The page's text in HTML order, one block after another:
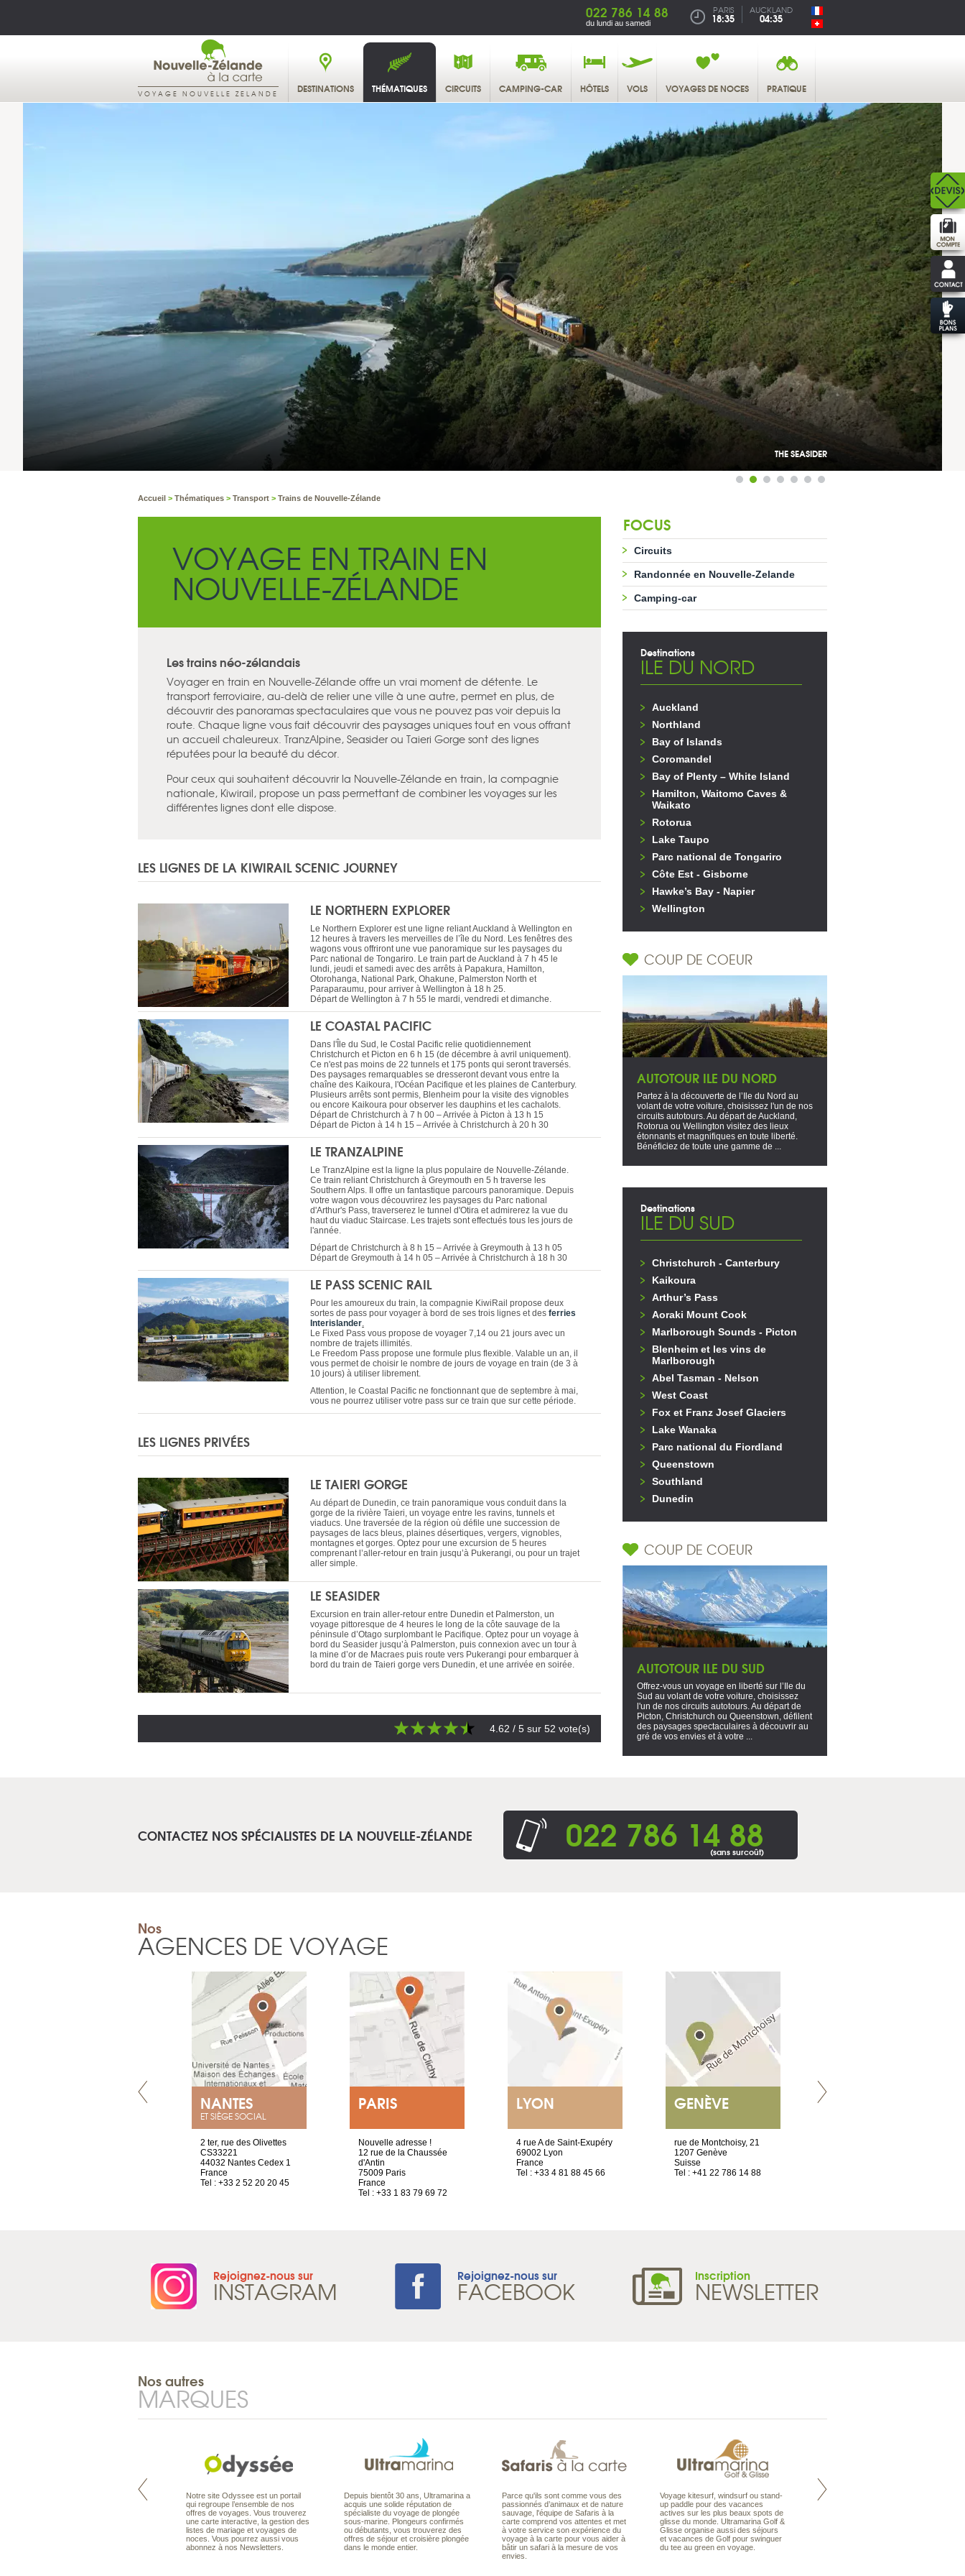
022 786 14 88
du lundi au samedi
PARIS
18:35
AUCKLAND
04:35
VOYAGE NOUVELLE ZELANDE DESTINATIONS THÉMATIQUES CIRCUITS CAMPING-CAR HÔTELS VOLS VOYAGES DE NOCES PRATIQUE
THE SEASIDER
Accueil > Thématiques > Transport > Trains de Nouvelle-Zélande
VOYAGE EN TRAIN EN
NOUVELLE-ZÉLANDE
Les trains néo-zélandais
Voyager en train en Nouvelle-Zélande offre un vrai moment de détente. Le
transport ferroviaire, au-delà de relier une ville à une autre, permet en plus, de
découvrir des panoramas spectaculaires que vous ne pouvez pas voir depuis la
route. Chaque ligne vous fait découvrir des paysages uniques tout en vous offrant
un accueil chaleureux. TranzAlpine, Seasider ou Taieri Gorge sont des lignes
réputées pour la beauté du décor.
Pour ceux qui souhaitent découvrir la Nouvelle-Zélande en train, la compagnie
nationale, Kiwirail, propose un pass permettant de combiner les voyages sur les
différentes lignes dont elle dispose.
LES LIGNES DE LA KIWIRAIL SCENIC JOURNEY
LE NORTHERN EXPLORER
Le Northern Explorer est une ligne reliant Auckland à Wellington en
12 heures à travers les merveilles de l’île du Nord. Les fenêtres des
wagons vous offriront une vue panoramique sur les paysages du
Parc national de Tongariro. Le train part de Auckland à 7 h 45 le
lundi, jeudi et samedi avec des arrêts à Papakura, Hamilton,
Otorohanga, National Park, Ohakune, Palmerston North et
Paraparaumu, pour arriver à Wellington à 18 h 25.
Départ de Wellington à 7 h 55 le mardi, vendredi et dimanche.
LE COASTAL PACIFIC
Dans l'Île du Sud, le Costal Pacific relie quotidiennement
Christchurch et Picton en 6 h 15 (de décembre à avril uniquement).
Ce n'est pas moins de 22 tunnels et 175 ponts qui seront traversés.
Des paysages remarquables se dresseront devant vous entre la
chaîne des Kaikoura, l'Océan Pacifique et les plaines de Canterbury.
Plusieurs arrêts sont permis, Blenheim pour la visite des vignobles
ou encore Kaikoura pour observer les dauphins et les cachalots.
Départ de Christchurch à 7 h 00 – Arrivée à Picton à 13 h 15
Départ de Picton à 14 h 15 – Arrivée à Christchurch à 20 h 30
LE TRANZALPINE
Le TranzAlpine est la ligne la plus populaire de Nouvelle-Zélande.
Ce train reliant Christchurch à Greymouth en 5 h traverse les
Southern Alps. Il offre un fantastique parcours panoramique. Depuis
votre wagon vous découvrirez les paysages du Parc national
d'Arthur's Pass, traverserez le tunnel d'Otira et admirerez la vue du
haut du viaduc Staircase. Les trajets sont effectués tous les jours de
l'année.
Départ de Christchurch à 8 h 15 – Arrivée à Greymouth à 13 h 05
Départ de Greymouth à 14 h 05 – Arrivée à Christchurch à 18 h 30
LE PASS SCENIC RAIL
Pour les amoureux du train, la compagnie KiwiRail propose deux
sortes de pass pour voyager à bord de ses trois lignes et des ferries
Interislander.
Le Fixed Pass vous propose de voyager 7,14 ou 21 jours avec un
nombre de trajets illimités.
Le Freedom Pass propose une formule plus flexible. Valable un an, il
vous permet de choisir le nombre de jours de voyage en train (de 3 à
10 jours) à utiliser librement.
Attention, le Coastal Pacific ne fonctionnant que de septembre à mai,
vous ne pourrez utiliser votre pass sur ce train que sur cette période.
LES LIGNES PRIVÉES
LE TAIERI GORGE
Au départ de Dunedin, ce train panoramique vous conduit dans la
gorge de la rivière Taieri, un voyage entre les ravins, tunnels et
viaducs. Une traversée de la région où défile une succession de
paysages de lacs bleus, plaines désertiques, vergers, vignobles,
montagnes et gorges. Optez pour une excursion de 5 heures
comprenant l’aller-retour en train jusqu’à Pukerangi, ou pour un trajet
aller simple.
LE SEASIDER
Excursion en train aller-retour entre Dunedin et Palmerston, un
voyage pittoresque de 4 heures le long de la côte sauvage de la
péninsule d’Otago surplombant le Pacifique. Optez pour un voyage à
bord du Seasider jusqu’à Palmerston, puis connexion avec un tour à
la mine d’or de Macraes puis route vers Pukerangi pour embarquer à
bord du train de Taieri gorge vers Dunedin, et une arrivée en soirée.
4.62 / 5 sur 52 vote(s)
FOCUS
Circuits
Randonnée en Nouvelle-Zelande
Camping-car
Destinations
ILE DU NORD
Auckland
Northland
Bay of Islands
Coromandel
Bay of Plenty – White Island
Hamilton, Waitomo Caves &
Waikato
Rotorua
Lake Taupo
Parc national de Tongariro
Côte Est - Gisborne
Hawke’s Bay - Napier
Wellington
COUP DE COEUR
AUTOTOUR ILE DU NORD
Partez à la découverte de l’Ile du Nord au
volant de votre voiture, choisissez l'un de nos
circuits autotours. Au départ de Auckland,
Rotorua ou Wellington visitez des lieux
étonnants et magnifiques en toute liberté.
Bénéficiez de toute une gamme de ...
Destinations
ILE DU SUD
Christchurch - Canterbury
Kaikoura
Arthur’s Pass
Aoraki Mount Cook
Marlborough Sounds - Picton
Blenheim et les vins de
Marlborough
Abel Tasman - Nelson
West Coast
Fox et Franz Josef Glaciers
Lake Wanaka
Parc national du Fiordland
Queenstown
Southland
Dunedin
COUP DE COEUR
AUTOTOUR ILE DU SUD
Offrez-vous un voyage en liberté sur l’Ile du
Sud au volant de votre voiture, choisissez
l'un de nos circuits autotours. Au départ de
Picton, Christchurch ou Queenstown, défilent
des paysages spectaculaires à découvrir au
gré de vos envies et à votre ...
CONTACTEZ NOS SPÉCIALISTES DE LA NOUVELLE-ZÉLANDE 022 786 14 88
(sans surcoût)
Nos
AGENCES DE VOYAGE
NANTES
ET SIÈGE SOCIAL
2 ter, rue des Olivettes
CS33221
44032 Nantes Cedex 1
France
Tel : +33 2 52 20 20 45
PARIS
Nouvelle adresse !
12 rue de la Chaussée
d'Antin
75009 Paris
France
Tel : +33 1 83 79 69 72
LYON
4 rue A de Saint-Exupéry
69002 Lyon
France
Tel : +33 4 81 88 45 66
GENÈVE
rue de Montchoisy, 21
1207 Genève
Suisse
Tel : +41 22 786 14 88
Rejoignez-nous sur
INSTAGRAM Rejoignez-nous sur
FACEBOOK Inscription
NEWSLETTER
Nos autres
MARQUES
Pacifique à la carte est le spécialiste
Notre site Odyssee est un portail
qui regroupe l’ensemble de nos
offres de voyages. Vous trouverez
une carte interactive, la gestion des
listes de mariage et voyages de
noces. Vous pourrez aussi vous
abonnez à nos Newsletters.
Depuis bientôt 30 ans, Ultramarina a
acquis une solide réputation de
spécialiste du voyage de plongée
sous-marine. Plongeurs confirmés
ou débutants, vous trouverez des
offres de séjour et croisière plongée
dans le monde entier.
Parce qu'ils sont comme vous des
passionnés d’animaux et de nature
sauvage, l'équipe de Safaris à la
carte comprend vos attentes et met
à votre service son expérience du
voyage à la carte pour vous aider à
bâtir un safari à la mesure de vos
envies.
Voyage kitesurf, windsurf ou stand-
up paddle pour des vacances
actives sur les plus beaux spots de
glisse du monde. Ultramarina Golf &
Glisse organise aussi des séjours
et vacances de Golf pour swinguer
du tee au green en voyage.
Maldives à la Carte propose tous